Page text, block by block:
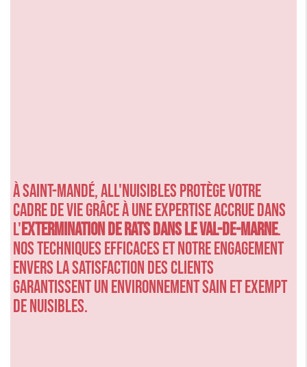
À Saint-Mandé, ALL'NUISIBLES protège votre
cadre de vie grâce à une expertise accrue dans
l'extermination de rats dans le Val-de-Marne.
Nos techniques efficaces et notre engagement
envers la satisfaction des clients
garantissent un environnement sain et exempt
de nuisibles.